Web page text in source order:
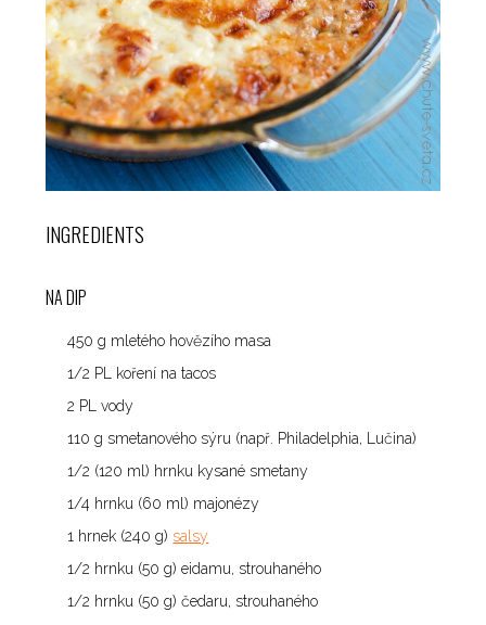
INGREDIENTS
NA DIP
450 g mletého ​​hovězího masa
1/2 PL koření na tacos
2 PL vody
110 g smetanového sýru (např. Philadelphia, Lučina)
1/2 (120 ml) hrnku kysané smetany
1/4 hrnku (60 ml) majonézy
1 hrnek (240 g) salsy
1/2 hrnku (50 g) eidamu, strouhaného
1/2 hrnku (50 g) čedaru, strouhaného